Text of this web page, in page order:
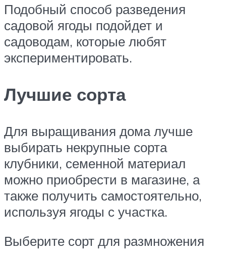
Подобный способ разведения
садовой ягоды подойдет и
садоводам, которые любят
экспериментировать.
Лучшие сорта
Для выращивания дома лучше
выбирать некрупные сорта
клубники, семенной материал
можно приобрести в магазине, а
также получить самостоятельно,
используя ягоды с участка.
Выберите сорт для размножения